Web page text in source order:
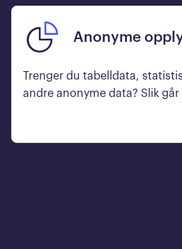
Anonyme
Trenger du tabelldata,
andre anonyme data? Slik